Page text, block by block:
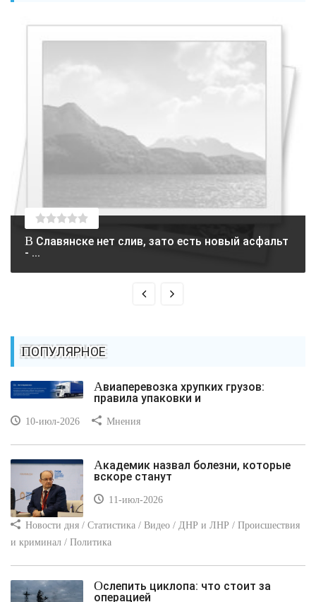
В Славянске нет слив, зато есть новый асфальт
- ...
ПОПУЛЯРНОЕ
Авиаперевозка хрупких грузов:
правила упаковки и
10-июл-2026 Мнения
Академик назвал болезни, которые
вскоре станут
11-июл-2026
Новости дня / Статистика / Видео / ДНР и ЛНР / Происшествия
и криминал / Политика
Ослепить циклопа: что стоит за
операцией